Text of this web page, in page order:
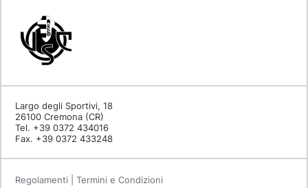
Largo degli Sportivi, 18
26100 Cremona (CR)
Tel. +39 0372 434016
Fax. +39 0372 433248
Regolamenti | Termini e Condizioni